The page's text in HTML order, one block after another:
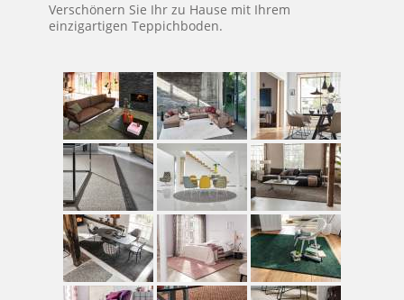
Verschönern Sie Ihr zu Hause mit Ihrem
einzigartigen Teppichboden.